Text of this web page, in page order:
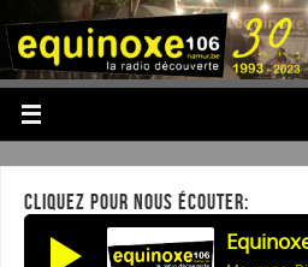
CLIQUEZ POUR NOUS ÉCOUTER: